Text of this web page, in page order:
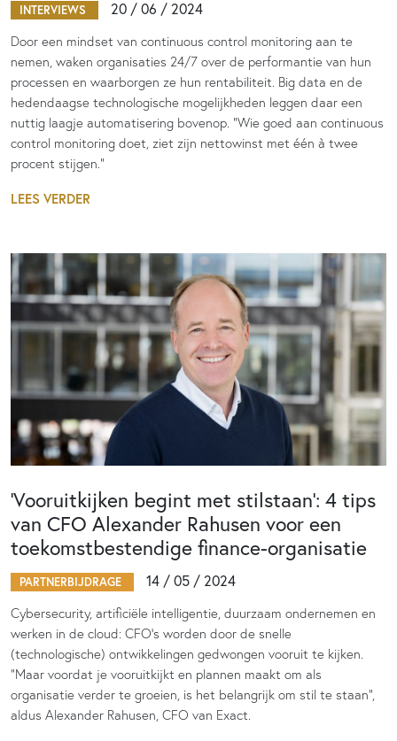
INTERVIEWS 20 / 06 / 2024
Door een mindset van continuous control monitoring aan te
nemen, waken organisaties 24/7 over de performantie van hun
processen en waarborgen ze hun rentabiliteit. Big data en de
hedendaagse technologische mogelijkheden leggen daar een
nuttig laagje automatisering bovenop. “Wie goed aan continuous
control monitoring doet, ziet zijn nettowinst met één à twee
procent stijgen.”
LEES VERDER
‘Vooruitkijken begint met stilstaan’: 4 tips
van CFO Alexander Rahusen voor een
toekomstbestendige finance-organisatie
PARTNERBIJDRAGE 14 / 05 / 2024
Cybersecurity, artificiële intelligentie, duurzaam ondernemen en
werken in de cloud: CFO’s worden door de snelle
(technologische) ontwikkelingen gedwongen vooruit te kijken.
“Maar voordat je vooruitkijkt en plannen maakt om als
organisatie verder te groeien, is het belangrijk om stil te staan”,
aldus Alexander Rahusen, CFO van Exact.